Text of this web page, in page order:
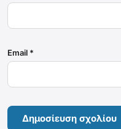
Email *